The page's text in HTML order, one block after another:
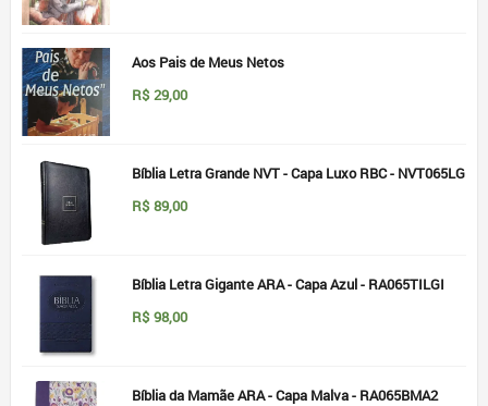
Aos Pais de Meus Netos
R$ 29,00
Bíblia Letra Grande NVT - Capa Luxo RBC - NVT065LG
R$ 89,00
Bíblia Letra Gigante ARA - Capa Azul - RA065TILGI
R$ 98,00
Bíblia da Mamãe ARA - Capa Malva - RA065BMA2